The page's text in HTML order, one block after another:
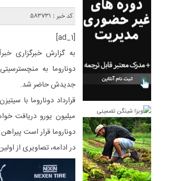
کد خبر : 583731
[ad_1]
به گزارش خبرگزاری
دوناروما به
جدیدش حاضر شد.
میلیون یورو دریافت
دوناروما قرار است پیراهن شماره ۲۵
در ادامه، تصاویری از